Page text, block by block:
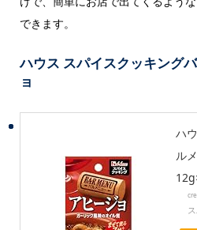
できます。
ハウス スパイスクッキング
ョ
ハ
ル